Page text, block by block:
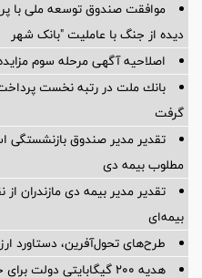
موافقت صندوق توسعه ملی با
دیده از جنگ با عاملیت "بانک شهر
اصلاحیه آگهی مرحله سوم
بانك ملت در رتبه نخست پرداخت
گرفت
تقدیر مدیر صندوق بازنشستگی
مطلوب بیمه دی
تقدیر مدیر بیمه دی مازندران
بیمه‌ای
طرح‌های تحول‌آفرین، دستاورد
هدیه ۲۰۰ گیگابایتی دولت برای خبرنگاران ایرانسلی